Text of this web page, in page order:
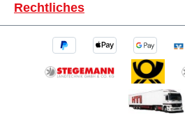
Rechtliches